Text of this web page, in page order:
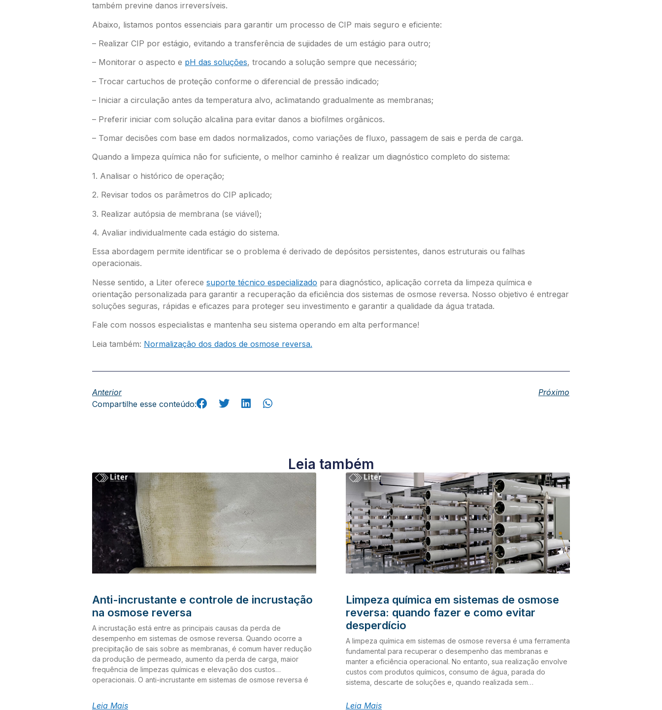
também previne danos irreversíveis.
Abaixo, listamos pontos essenciais para garantir um processo de CIP mais seguro e eficiente:
– Realizar CIP por estágio, evitando a transferência de sujidades de um estágio para outro;
– Monitorar o aspecto e pH das soluções, trocando a solução sempre que necessário;
– Trocar cartuchos de proteção conforme o diferencial de pressão indicado;
– Iniciar a circulação antes da temperatura alvo, aclimatando gradualmente as membranas;
– Preferir iniciar com solução alcalina para evitar danos a biofilmes orgânicos.
– Tomar decisões com base em dados normalizados, como variações de fluxo, passagem de sais e perda de carga.
Quando a limpeza química não for suficiente, o melhor caminho é realizar um diagnóstico completo do sistema:
1. Analisar o histórico de operação;
2. Revisar todos os parâmetros do CIP aplicado;
3. Realizar autópsia de membrana (se viável);
4. Avaliar individualmente cada estágio do sistema.
Essa abordagem permite identificar se o problema é derivado de depósitos persistentes, danos estruturais ou falhas
operacionais.
Nesse sentido, a Liter oferece suporte técnico especializado para diagnóstico, aplicação correta da limpeza química e
orientação personalizada para garantir a recuperação da eficiência dos sistemas de osmose reversa. Nosso objetivo é entregar
soluções seguras, rápidas e eficazes para proteger seu investimento e garantir a qualidade da água tratada.
Fale com nossos especialistas e mantenha seu sistema operando em alta performance!
Leia também: Normalização dos dados de osmose reversa.
Anterior
Próximo
Compartilhe esse conteúdo:
Leia também
Anti-incrustante e controle de incrustação
na osmose reversa
A incrustação está entre as principais causas da perda de
desempenho em sistemas de osmose reversa. Quando ocorre a
precipitação de sais sobre as membranas, é comum haver redução
da produção de permeado, aumento da perda de carga, maior
frequência de limpezas químicas e elevação dos custos
operacionais. O anti-incrustante em sistemas de osmose reversa é
Leia Mais
Limpeza química em sistemas de osmose
reversa: quando fazer e como evitar
desperdício
A limpeza química em sistemas de osmose reversa é uma ferramenta
fundamental para recuperar o desempenho das membranas e
manter a eficiência operacional. No entanto, sua realização envolve
custos com produtos químicos, consumo de água, parada do
sistema, descarte de soluções e, quando realizada sem
membranas. Por isso, a decisão não deve ser baseada apenas na
Leia Mais